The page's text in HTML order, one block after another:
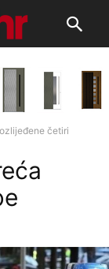
četiri